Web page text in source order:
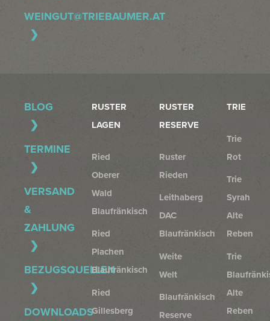
WEINGUT@TRIEBAUMER.AT
BLOG
TERMINE
VERSAND
&
ZAHLUNG
BEZUGSQUELLEN
DOWNLOADS
RUSTER
LAGEN
Ried
Oberer
Wald
Blaufränkisch
Ried
Plachen
Blaufränkisch
Ried
Gillesberg
RUSTER
RESERVE
Ruster
Rieden
Leithaberg
DAC
Blaufränkisch
Weite
Welt
Blaufränkisch
Reserve
TRIE
Trie
Rot
Trie
Syrah
Alte
Reben
Trie
Alte
Reben